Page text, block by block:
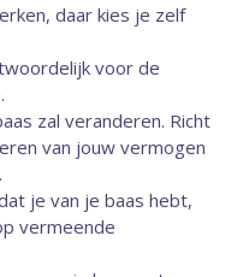
daar kies je zelf
voor de
zal veranderen. Richt
van jouw vermogen
je van je baas hebt,
vermeende